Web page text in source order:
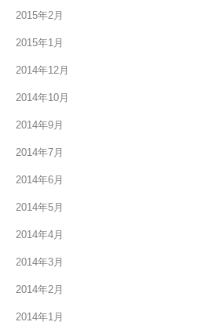
2015年2月
2015年1月
2014年12月
2014年10月
2014年9月
2014年7月
2014年6月
2014年5月
2014年4月
2014年3月
2014年2月
2014年1月